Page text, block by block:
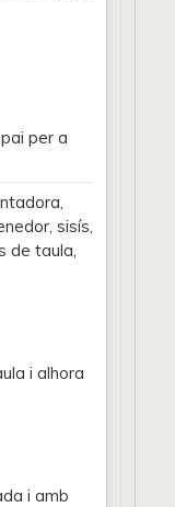
per a
sisís,
de taula,
i alhora
i amb